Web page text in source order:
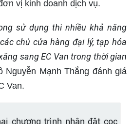
vị kinh doanh dịch vụ.
sử dụng thì nhiều khả năng
chủ cửa hàng đại lý, tạp hóa
sang EC Van trong thời gian
Nguyễn Mạnh Thắng đánh giá
Van.
chương trình nhận đặt cọc